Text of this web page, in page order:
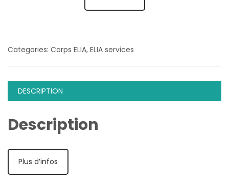
Categories: Corps ELIA, ELIA services
DESCRIPTION
Description
Plus d’infos